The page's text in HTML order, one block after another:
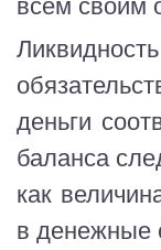
всем своим
деньги
баланса
как
в денежные